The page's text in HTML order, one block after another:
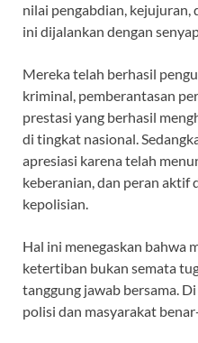
nilai pengabdian, kejujuran,
ini dijalankan dengan
Mereka telah berhasil
kriminal, pemberantasan
prestasi yang berhasil
di tingkat nasional.
apresiasi karena telah
keberanian, dan peran aktif
kepolisian.
Hal ini menegaskan bahwa
ketertiban bukan semata
tanggung jawab bersama.
polisi dan masyarakat